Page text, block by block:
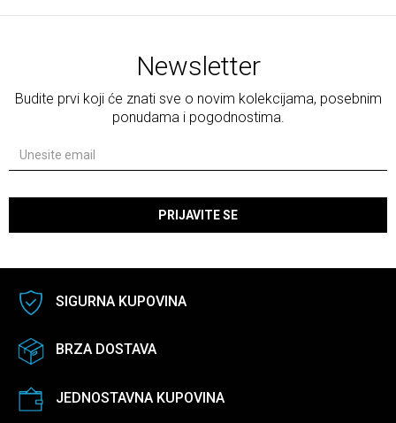
Newsletter
Budite prvi koji će znati sve o novim kolekcijama, posebnim
ponudama i pogodnostima.
PRIJAVITE SE
SIGURNA KUPOVINA
BRZA DOSTAVA
JEDNOSTAVNA KUPOVINA